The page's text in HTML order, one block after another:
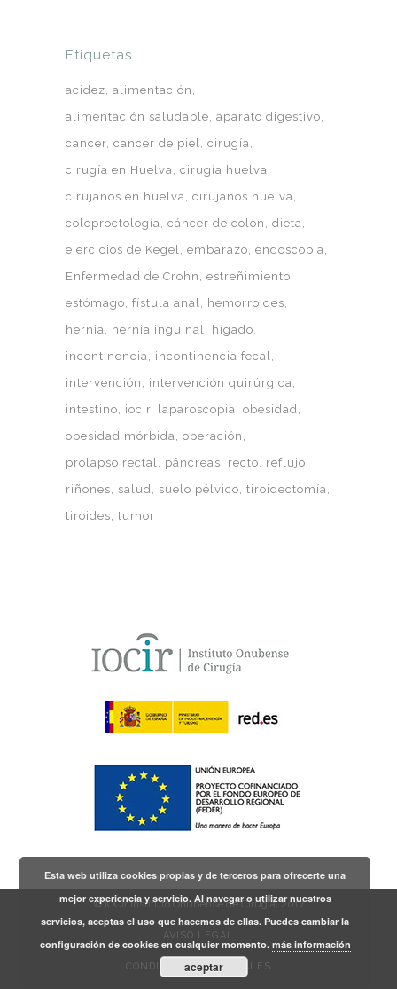
Etiquetas
acidez alimentación
alimentación saludable aparato digestivo
cancer cancer de piel cirugía
cirugía en Huelva cirugía huelva
cirujanos en huelva cirujanos huelva
coloproctología cáncer de colon
dieta
ejercicios de Kegel embarazo endoscopia
Enfermedad de Crohn
estreñimiento
estómago fístula anal
hemorroides
hernia
hernia inguinal
hígado
incontinencia
incontinencia fecal
intervención
intervención quirúrgica
intestino
iocir laparoscopia obesidad
obesidad mórbida operación
prolapso rectal
páncreas recto
reflujo
riñones
salud suelo pélvico tiroidectomía
tiroides tumor
© IOCir Instituto Onubense de Cirugía, 2017
AVISO LEGAL
CONDICIONES GENERALES
Esta web utiliza cookies propias y de terceros para ofrecerte una
mejor experiencia y servicio. Al navegar o utilizar nuestros
servicios, aceptas el uso que hacemos de ellas. Puedes cambiar la
configuración de cookies en cualquier momento. más información
aceptar